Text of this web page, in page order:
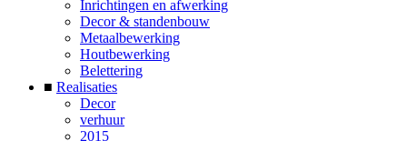
Inrichtingen en afwerking
Decor & standenbouw
Metaalbewerking
Houtbewerking
Belettering
■ Realisaties
Decor
verhuur
2015